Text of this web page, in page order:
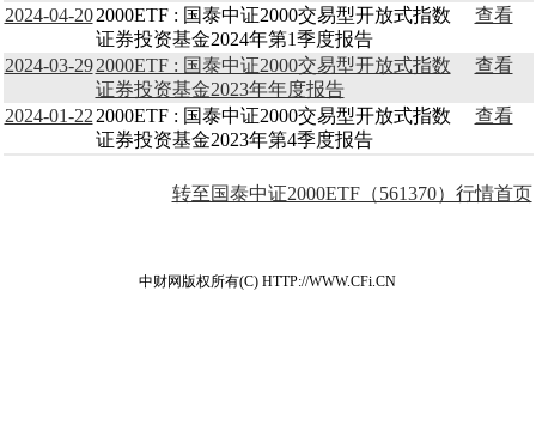
2024-04-20 2000ETF : 国泰中证2000交易型开放式指数
证券投资基金2024年第1季度报告
查看
2024-03-29 2000ETF : 国泰中证2000交易型开放式指数
证券投资基金2023年年度报告
查看
2024-01-22 2000ETF : 国泰中证2000交易型开放式指数
证券投资基金2023年第4季度报告
查看
转至国泰中证2000ETF（561370）行情首页
中财网版权所有(C) HTTP://WWW.CFi.CN